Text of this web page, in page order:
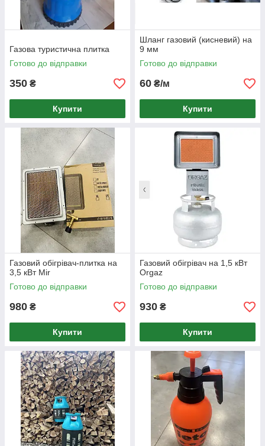
Газова туристична плитка
Готово до відправки
350 ₴
Купити
Шланг газовий (кисневий) на
9 мм
Готово до відправки
60 ₴/м
Купити
Газовий обігрівач-плитка на
3,5 кВт Mir
Готово до відправки
980 ₴
Купити
Газовий обігрівач на 1,5 кВт
Orgaz
Готово до відправки
930 ₴
Купити